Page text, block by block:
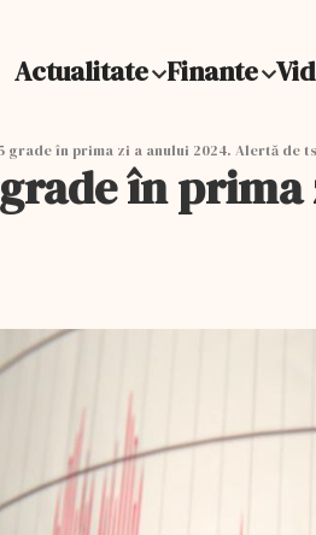
Actualitate Finante
grade în prima zi a anului 2024. Alertă de
în